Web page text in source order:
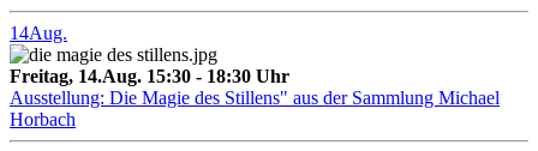
14Aug.
Freitag, 14.Aug. 15:30 - 18:30 Uhr
Ausstellung: Die Magie des Stillens" aus der Sammlung Michael
Horbach